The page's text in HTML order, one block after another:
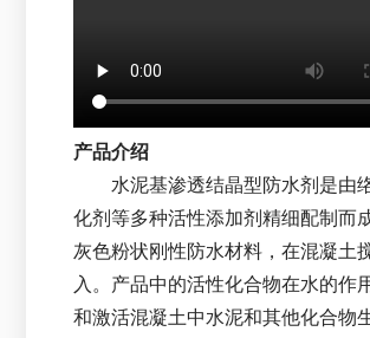
产品介绍
水泥基渗透结晶型防水剂是由
化剂等多种活性添加剂精细配制而
灰色粉状刚性防水材料，在混凝土
入。产品中的活性化合物在水的作
和激活混凝土中水泥和其他化合物